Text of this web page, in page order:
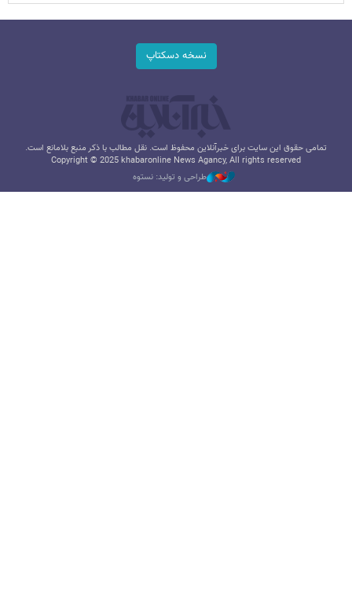
نسخه دسکتاپ
تمامی حقوق این سایت برای خبرآنلاین محفوظ است. نقل مطالب با ذکر منبع بلامانع است.
Copyright © 2025 khabaronline News Agancy, All rights reserved
طراحی و تولید: نستوه